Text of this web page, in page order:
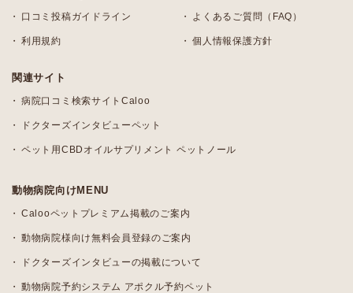
口コミ投稿ガイドライン よくあるご質問（FAQ）
利用規約 個人情報保護方針
関連サイト
病院口コミ検索サイトCaloo
ドクターズインタビューペット
ペット用CBDオイルサプリメント ペットノール
動物病院向けMENU
Calooペットプレミアム掲載のご案内
動物病院様向け無料会員登録のご案内
ドクターズインタビューの掲載について
動物病院予約システム アポクル予約ペット